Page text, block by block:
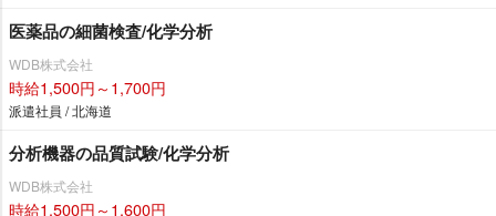
医薬品の細菌検査/化学分析
WDB株式会社
時給1,500円～1,700円
派遣社員 / 北海道
分析機器の品質試験/化学分析
WDB株式会社
時給1,500円～1,600円